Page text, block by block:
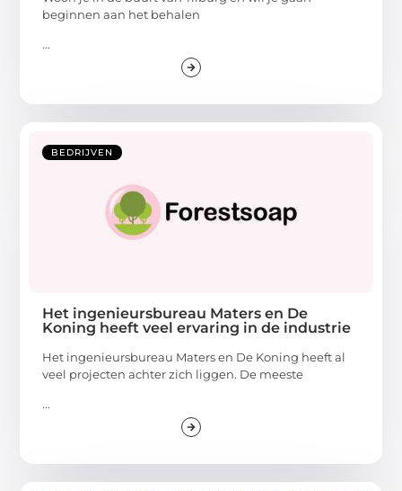
beginnen aan het behalen
...
BEDRIJVEN
Het ingenieursbureau Maters en De
Koning heeft veel ervaring in de industrie
Het ingenieursbureau Maters en De Koning heeft al
veel projecten achter zich liggen. De meeste
...